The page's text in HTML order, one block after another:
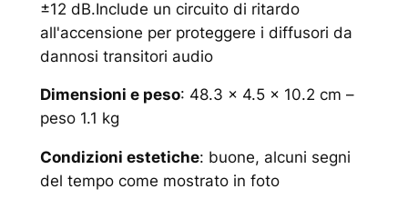
±12 dB.Include un circuito di ritardo
all'accensione per proteggere i diffusori da
dannosi transitori audio
Dimensioni e peso: 48.3 x 4.5 x 10.2 cm –
peso 1.1 kg
Condizioni estetiche: buone, alcuni segni
del tempo come mostrato in foto